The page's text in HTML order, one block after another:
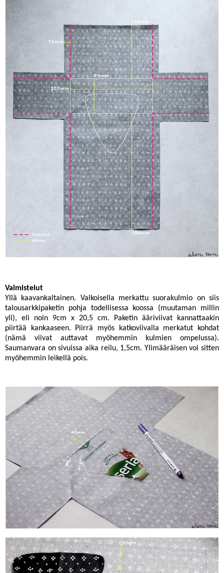
Valmistelut
Yllä kaavankaltainen. Valkoisella merkattu suorakulmio on siis
talousarkkipaketin pohja todellisessa koossa (muutaman millin
yli), eli noin 9cm x 20,5 cm. Paketin ääriviivat kannattaakin
piirtää kankaaseen. Piirrä myös katkoviivalla merkatut kohdat
(nämä viivat auttavat myöhemmin kulmien ompelussa).
Saumanvara on sivuissa aika reilu, 1,5cm. Ylimääräisen voi sitten
myöhemmin leikellä pois.